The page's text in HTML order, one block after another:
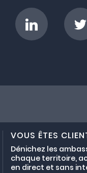
VOUS ÊTES
Dénichez les
chaque territoire,
en direct et sans